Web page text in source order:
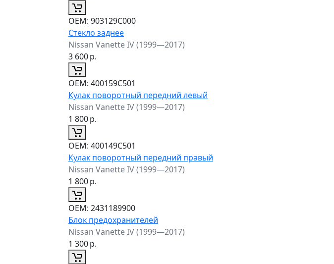
ОЕМ: 903129C000
Стекло заднее
Nissan Vanette IV (1999—2017)
3 600р.
ОЕМ: 400159C501
Кулак поворотный передний левый
Nissan Vanette IV (1999—2017)
1 800р.
ОЕМ: 400149C501
Кулак поворотный передний правый
Nissan Vanette IV (1999—2017)
1 800р.
ОЕМ: 2431189900
Блок предохранителей
Nissan Vanette IV (1999—2017)
1 300р.